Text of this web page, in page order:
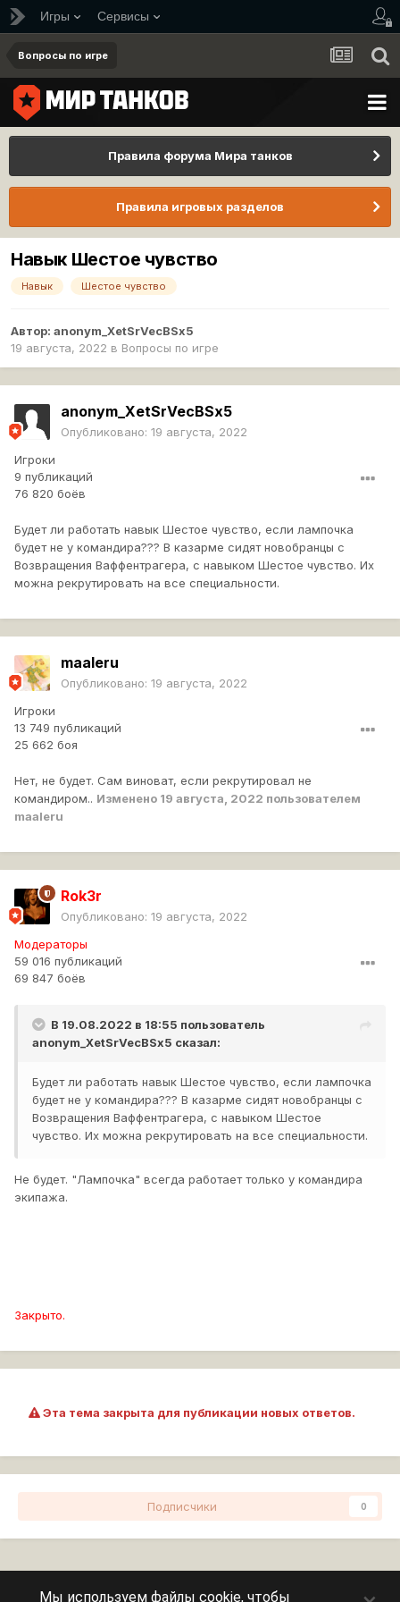
Игры Сервисы
Вопросы по игре
Правила форума Мира танков
Правила игровых разделов
Навык Шестое чувство
Навык Шестое чувство
Автор: anonym_XetSrVecBSx5
19 августа, 2022 в Вопросы по игре
anonym_XetSrVecBSx5
Опубликовано: 19 августа, 2022
Игроки
9 публикаций
76 820 боёв
Будет ли работать навык Шестое чувство, если лампочка
будет не у командира??? В казарме сидят новобранцы с
Возвращения Ваффентрагера, с навыком Шестое чувство. Их
можна рекрутировать на все специальности.
maaleru
Опубликовано: 19 августа, 2022
Игроки
13 749 публикаций
25 662 боя
Нет, не будет. Сам виноват, если рекрутировал не
командиром.. Изменено 19 августа, 2022 пользователем
maaleru
Rok3r
Опубликовано: 19 августа, 2022
Модераторы
59 016 публикаций
69 847 боёв
В 19.08.2022 в 18:55 пользователь
anonym_XetSrVecBSx5 сказал:
Будет ли работать навык Шестое чувство, если лампочка
будет не у командира??? В казарме сидят новобранцы с
Возвращения Ваффентрагера, с навыком Шестое
чувство. Их можна рекрутировать на все специальности.
Не будет. "Лампочка" всегда работает только у командира
экипажа.
Закрыто.
Эта тема закрыта для публикации новых ответов.
Подписчики 0
Мы используем файлы cookie, чтобы